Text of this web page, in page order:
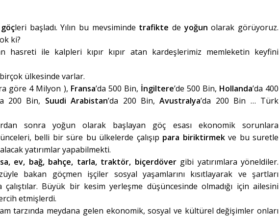
göçleri başladı. Yılın bu mevsiminde trafikte deyoğun olarak görüyoruz.
ki?
hasreti ile kalpleri kıpır kıpır atan kardeşlerimiz memleketin keyfini
birçok ülkesinde varlar.
göre 4 Milyon ), Fransa’da 500 Bin, İngiltere’de 500 Bin, Hollanda’da 400
200 Bin, Suudi Arabistan’da 200 Bin,Avustralya’da 200 Bin … Türk
sonra yoğun olarak başlayan göç esası ekonomik sorunlara
belli bir süre bu ülkelerde çalışıp para biriktirmek ve bu suretle
yatırımlar yapabilmekti.
ev, bağ, bahçe, tarla, traktör, biçerdövergibi yatırımlara yöneldiler.
bakan göçmen işçiler sosyal yaşamlarını kısıtlayarak ve şartları
Büyük bir kesim yerleşme düşüncesinde olmadığı için ailesini
etmişlerdi.
tarzında meydana gelen ekonomik, sosyal ve kültürel değişimler onları